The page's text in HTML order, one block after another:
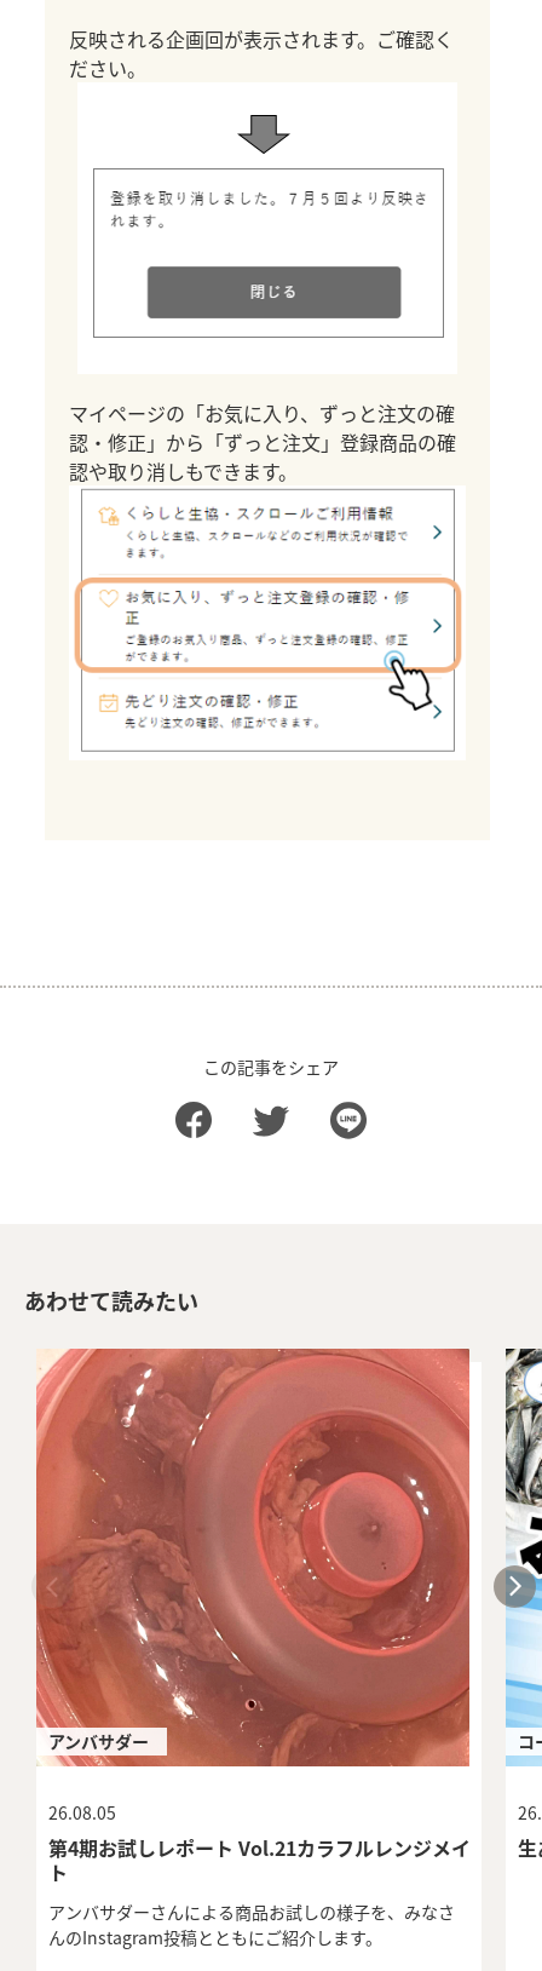
反映される企画回が表示されます。ご確認く
ださい。
マイページの「お気に入り、ずっと注文の確
認・修正」から「ずっと注文」登録商品の確
認や取り消しもできます。
この記事をシェア
あわせて読みたい
アンバサダー
26.08.05
第4期お試しレポート Vol.21カラフルレンジメイ
ト
アンバサダーさんによる商品お試しの様子を、みなさ
んのInstagram投稿とともにご紹介します。
コ